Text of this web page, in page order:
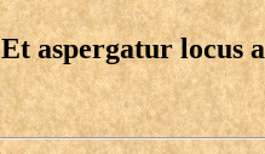
Et aspergatur locus